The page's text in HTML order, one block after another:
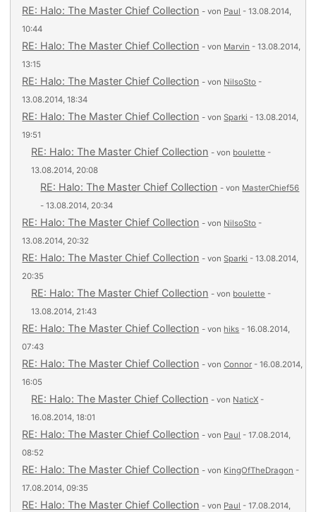
RE: Halo: The Master Chief Collection - von Paul - 13.08.2014,
10:44
RE: Halo: The Master Chief Collection - von Marvin - 13.08.2014,
13:15
RE: Halo: The Master Chief Collection - von NilsoSto -
13.08.2014, 18:34
RE: Halo: The Master Chief Collection - vonSparki - 13.08.2014,
19:51
RE: Halo: The Master Chief Collection - von boulette -
13.08.2014, 20:08
RE: Halo: The Master Chief Collection - von MasterChief56
- 13.08.2014, 20:34
RE: Halo: The Master Chief Collection - von NilsoSto -
13.08.2014, 20:32
RE: Halo: The Master Chief Collection - vonSparki - 13.08.2014,
20:35
RE: Halo: The Master Chief Collection - von boulette -
13.08.2014, 21:43
RE: Halo: The Master Chief Collection - von hiks - 16.08.2014,
07:43
RE: Halo: The Master Chief Collection - vonConnor - 16.08.2014,
16:05
RE: Halo: The Master Chief Collection - von NaticX -
16.08.2014, 18:01
RE: Halo: The Master Chief Collection - von Paul - 17.08.2014,
08:52
RE: Halo: The Master Chief Collection - von KingOfTheDragon -
17.08.2014, 09:35
RE: Halo: The Master Chief Collection - von Paul - 17.08.2014,